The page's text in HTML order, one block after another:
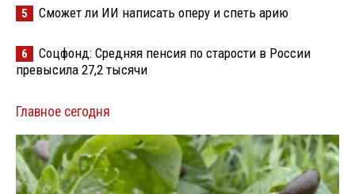
5 Сможет ли ИИ написать оперу и спеть арию
6
Соцфонд: Средняя пенсия по старости в России
превысила 27,2 тысячи
Главное сегодня